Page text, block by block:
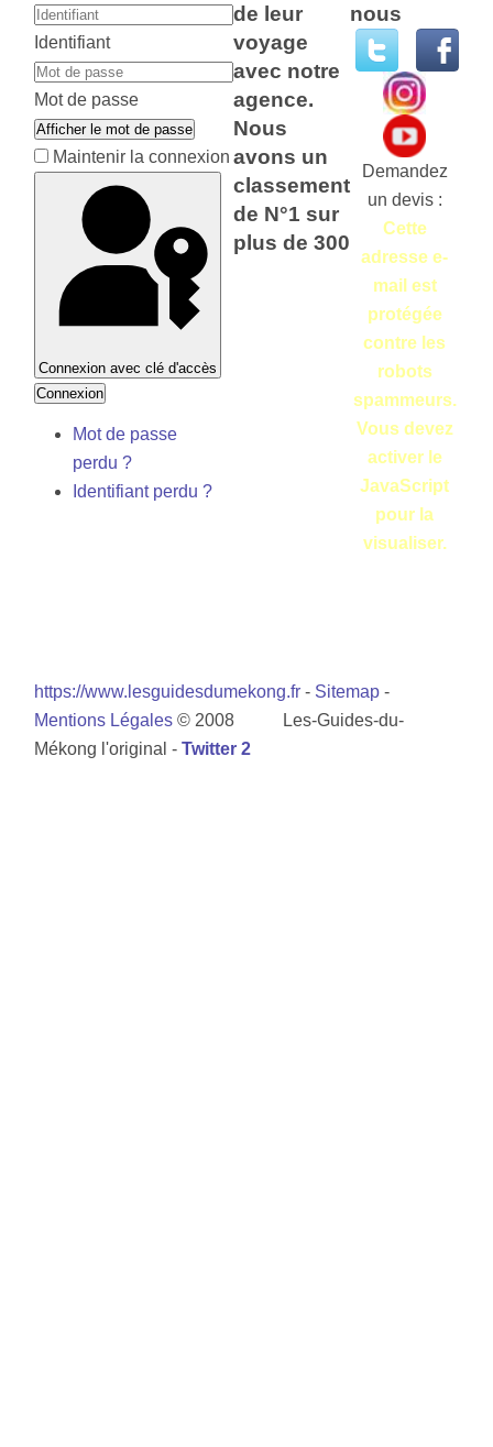
Identifiant
Mot de passe
Afficher le mot de passe
Maintenir la connexion
Connexion avec clé d'accès
Connexion
Mot de passe
perdu ?
Identifiant perdu ?
de leur
voyage
avec notre
agence.
Nous
avons un
classement
de N°1 sur
plus de 300
nous
Demandez
un devis :
Cette
adresse e-
mail est
protégée
contre les
robots
spammeurs.
Vous devez
activer le
JavaScript
pour la
visualiser.
https://www.lesguidesdumekong.fr - Sitemap -
Mentions Légales © 2008 Les-Guides-du-
Mékong l'original -Twitter 2